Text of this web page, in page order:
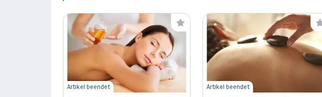
Artikel beendet Artikel beendet